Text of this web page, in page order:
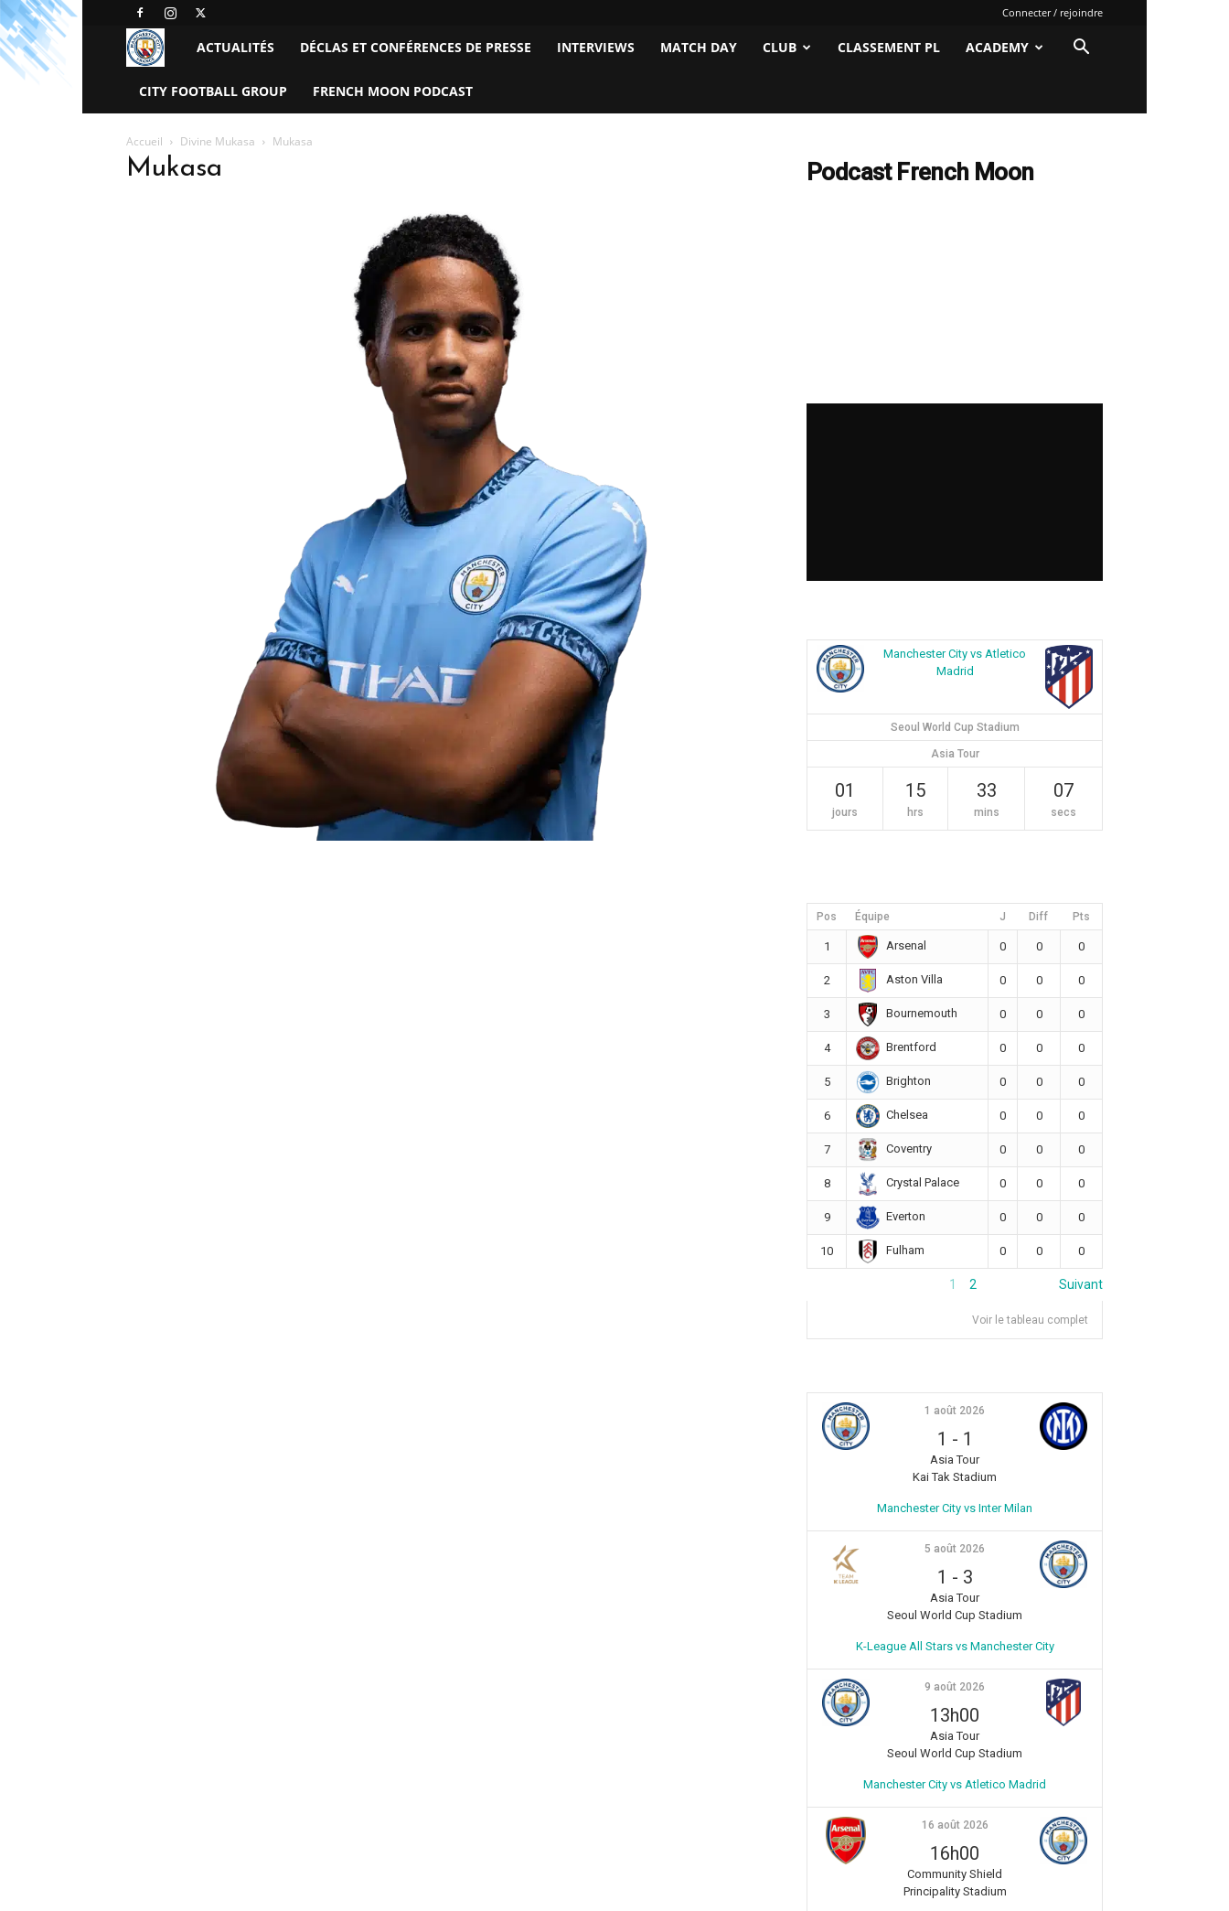
Connecter / rejoindre
Manchester
City
FC
–
ACTUALITÉS DÉCLAS ET CONFÉRENCES DE PRESSE INTERVIEWS MATCH DAY CLUB CLASSEMENT PL ACADEMY
CITY FOOTBALL GROUP FRENCH MOON PODCAST
Accueil Divine Mukasa Mukasa
Mukasa Podcast French Moon
Manchester City vs Atletico
Madrid
Seoul World Cup Stadium
Asia Tour
01
jours
15
hrs
33
mins
07
secs
Pos Équipe J Diff Pts
1 Arsenal 0 0 0
2 Aston Villa 0 0 0
3 Bournemouth 0 0 0
4 Brentford 0 0 0
5 Brighton 0 0 0
6 Chelsea 0 0 0
7 Coventry 0 0 0
8 Crystal Palace 0 0 0
9 Everton 0 0 0
10 Fulham 0 0 0
1 2 Suivant
Voir le tableau complet
1 août 2026
1 - 1
Asia Tour
Kai Tak Stadium
Manchester City vs Inter Milan
5 août 2026
1 - 3
Asia Tour
Seoul World Cup Stadium
K-League All Stars vs Manchester City
9 août 2026
13h00
Asia Tour
Seoul World Cup Stadium
Manchester City vs Atletico Madrid
16 août 2026
16h00
Community Shield
Principality Stadium